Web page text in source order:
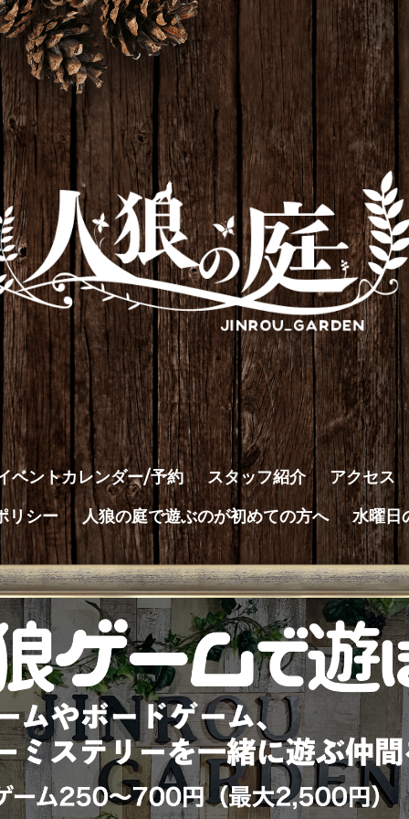
ベントカレンダー/予約 スタッフ紹介
アクセス
リシー
人狼の庭で遊ぶのが初めての方へ 水曜日